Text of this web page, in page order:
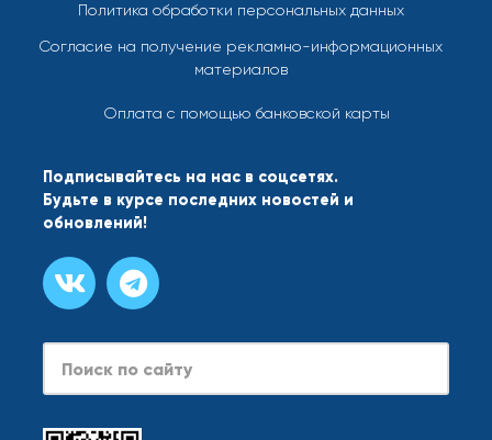
Политика обработки персональных данных
Согласие на получение рекламно-информационных
материалов
Оплата с помощью банковской карты
Подписывайтесь на нас в соцсетях.
Будьте в курсе последних новостей и
обновлений!
Search